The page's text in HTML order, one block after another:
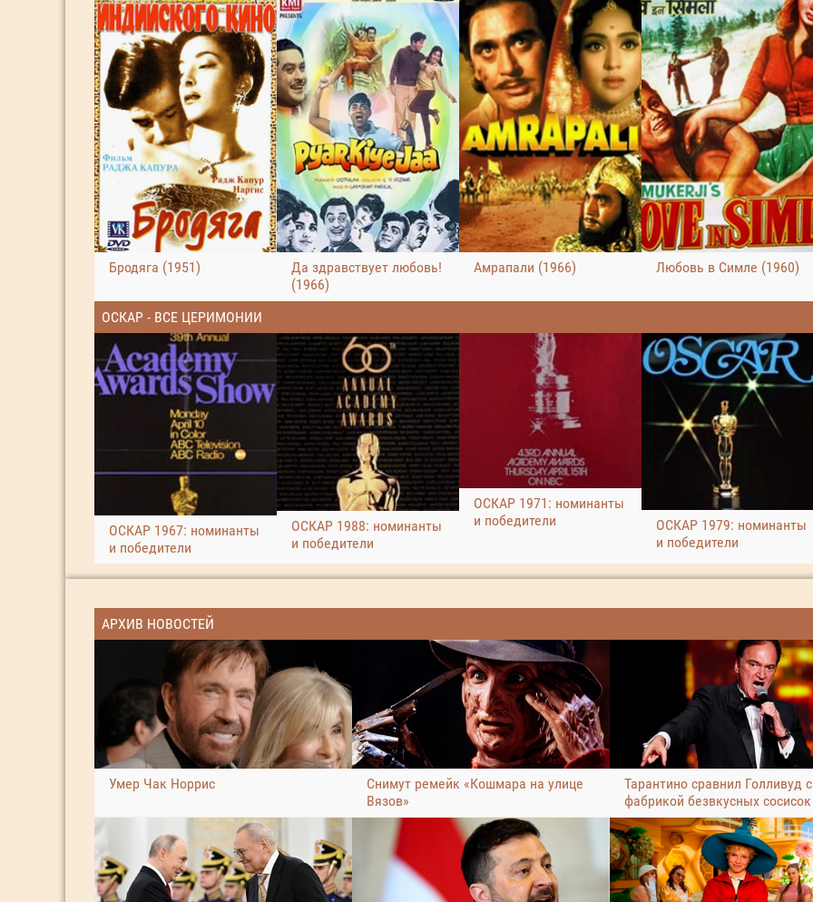
Бродяга (1951)
Да здравствует любовь!
(1966)
Амрапали (1966) Любовь в Симле (1960)
ОСКАР - ВСЕ ЦЕРИМОНИИ
ОСКАР 1967: номинанты
и победители
ОСКАР 1988: номинанты
и победители
ОСКАР 1971: номинанты
и победители
ОСКАР 1979: номинанты
и победители
АРХИВ НОВОСТЕЙ
Умер Чак Норрис
Снимут ремейк «Кошмара на улице
Вязов»
Тарантино сравнил Голливуд с
фабрикой безвкусных сосисок